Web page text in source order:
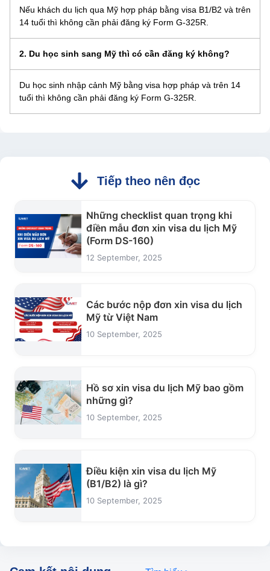
Nếu khách du lịch qua Mỹ hợp pháp bằng visa B1/B2 và trên
14 tuổi thì không cần phải đăng ký Form G-325R.
2. Du học sinh sang Mỹ thì có cần đăng ký không?
Du học sinh nhập cảnh Mỹ bằng visa hợp pháp và trên 14
tuổi thì không cần phải đăng ký Form G-325R.
Tiếp theo nên đọc
Những checklist quan trọng khi
điền mẫu đơn xin visa du lịch Mỹ
(Form DS-160)
12 September, 2025
Các bước nộp đơn xin visa du lịch
Mỹ từ Việt Nam
10 September, 2025
Hồ sơ xin visa du lịch Mỹ bao gồm
những gì?
10 September, 2025
Điều kiện xin visa du lịch Mỹ
(B1/B2) là gì?
10 September, 2025